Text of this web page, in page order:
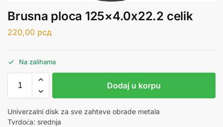
Brusna ploca 125×4.0x22.2 celik
220,00 рсд
Na zalihama
Dodaj u korpu
Univerzalni disk za sve zahteve obrade metala
Tvrdoća: srednja